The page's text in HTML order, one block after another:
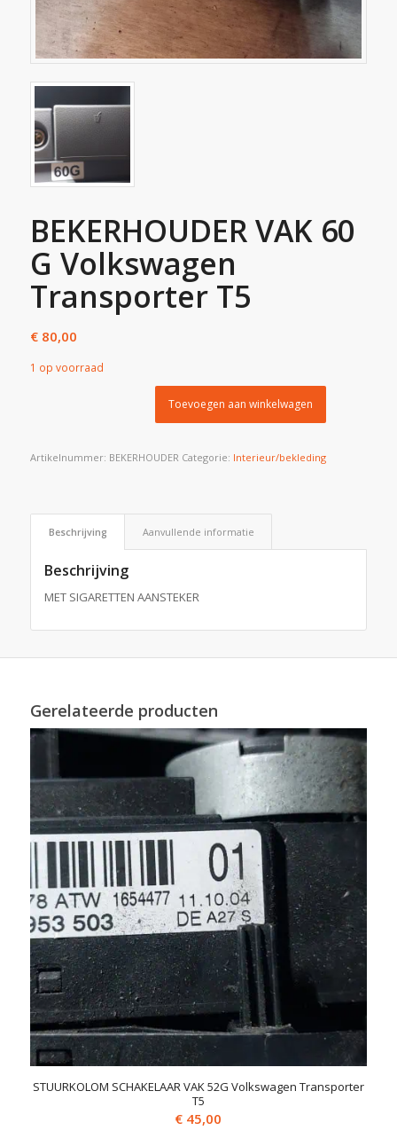
BEKERHOUDER VAK 60
G Volkswagen
Transporter T5
€80,00
1 op voorraad
Toevoegen aan winkelwagen
Artikelnummer: BEKERHOUDER Categorie: Interieur/bekleding
Beschrijving Aanvullende informatie
Beschrijving
MET SIGARETTEN AANSTEKER
Gerelateerde producten
STUURKOLOM SCHAKELAAR VAK 52G Volkswagen Transporter
T5
€ 45,00